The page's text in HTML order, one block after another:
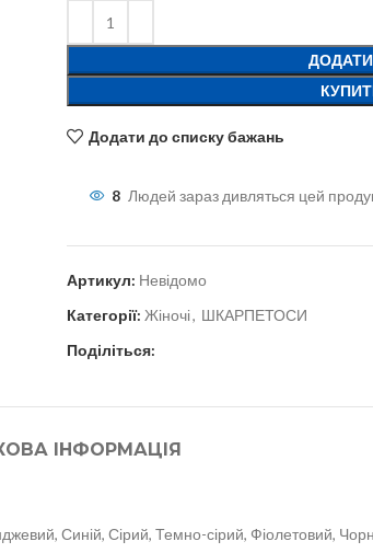
Додати до списку бажань
8 Людей зараз дивляться цей
Артикул: Невідомо
Категорії: Жіночі, ШКАРПЕТОСИ
Поділіться:
ІНФОРМАЦІЯ
Синій, Сірий, Темно-сірий, Фіолетовий,